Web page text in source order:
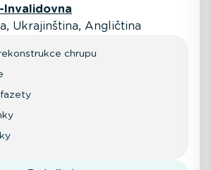
Invalidovna
Ukrajinština, Angličtina
chrupu